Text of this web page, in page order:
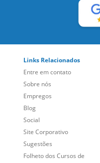
Sobre nós
Empregos
Blog
Social
Site Corporativo
Sugestões
Folheto dos Cursos de
Idiomas
Mapa do site